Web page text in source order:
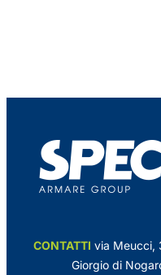
CONTATTI via Meucci,
Giorgio di